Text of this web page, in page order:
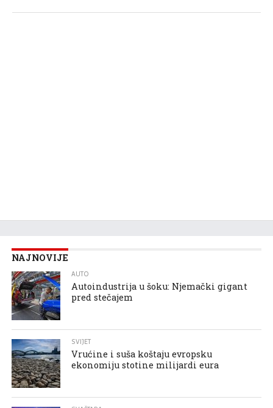
NAJNOVIJE
AUTO
Autoindustrija u šoku: Njemački gigant
pred stečajem
SVIJET
Vrućine i suša koštaju evropsku
ekonomiju stotine milijardi eura